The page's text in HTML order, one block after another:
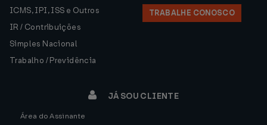
ICMS, IPI, ISS e Outros
IR / Contribuições
Simples Nacional
Trabalho / Previdência
TRABALHE CONOSCO
JÁ SOU CLIENTE
Área do Assinante